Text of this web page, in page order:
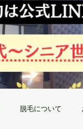
脱毛について